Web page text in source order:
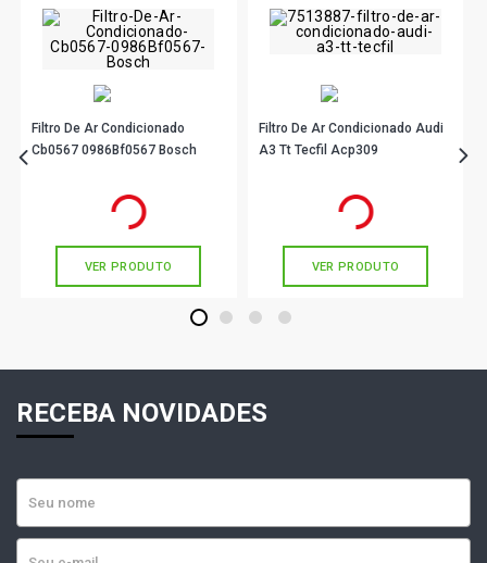
Filtro De Ar Condicionado
Cb0567 0986Bf0567 Bosch
em até 1x de
VER PRODUTO
Filtro De Ar Condicionado Audi
A3 Tt Tecfil Acp309
em até 1x de
VER PRODUTO
1 2 3 4
RECEBA NOVIDADES